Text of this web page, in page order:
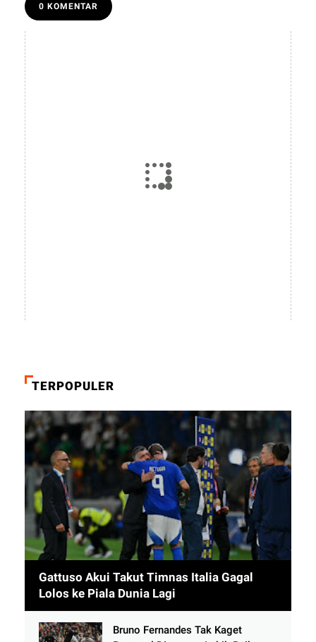
0 KOMENTAR
TERPOPULER
Gattuso Akui Takut Timnas Italia Gagal
Lolos ke Piala Dunia Lagi
Bruno Fernandes Tak Kaget